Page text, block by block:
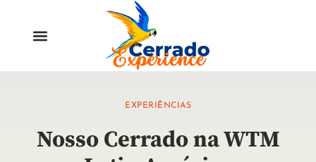
EXPERIÊNCIAS
Nosso Cerrado na WTM